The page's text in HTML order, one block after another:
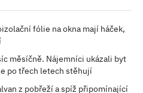
fólie na okna mají háček,
měsíčně. Nájemníci ukázali byt
po třech letech stěhují
z pobřeží a spíž připomínající